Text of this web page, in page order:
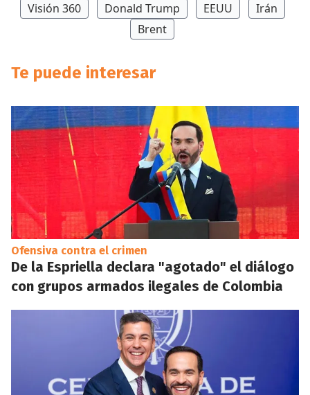
Visión 360 Donald Trump EEUU
Irán
Brent
Te puede interesar
Ofensiva contra el crimen
De la Espriella declara "agotado" el diálogo
con grupos armados ilegales de Colombia